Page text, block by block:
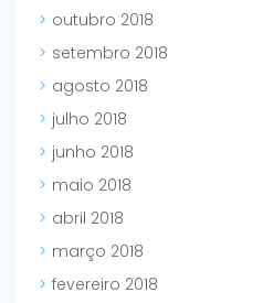
outubro 2018
setembro 2018
agosto 2018
julho 2018
junho 2018
maio 2018
abril 2018
março 2018
fevereiro 2018